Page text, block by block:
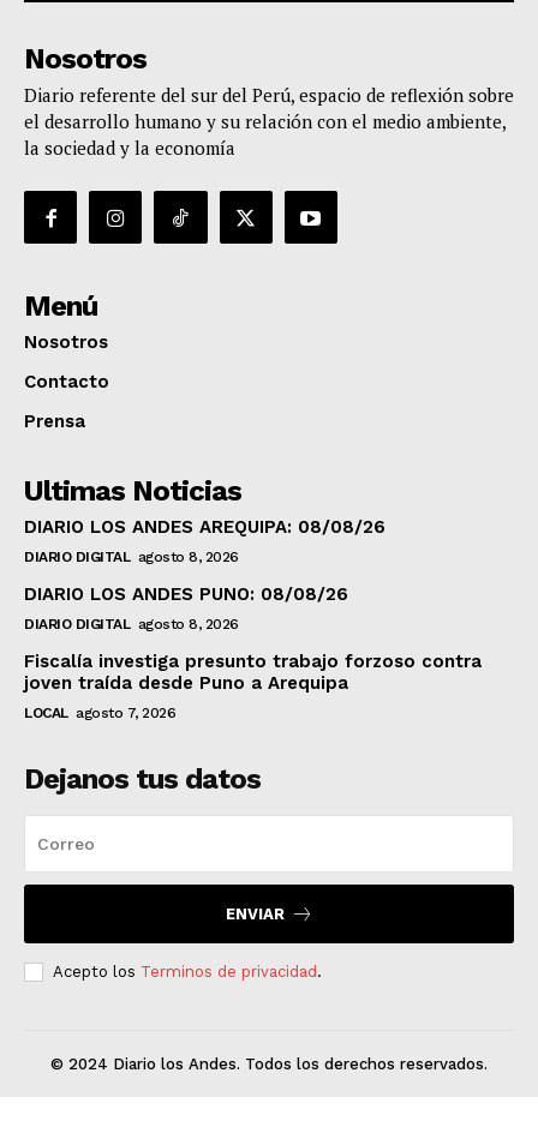
Nosotros
Diario referente del sur del Perú, espacio de reflexión sobre
el desarrollo humano y su relación con el medio ambiente,
la sociedad y la economía
Menú
Nosotros
Contacto
Prensa
Ultimas Noticias
DIARIO LOS ANDES AREQUIPA: 08/08/26
DIARIO DIGITAL agosto 8, 2026
DIARIO LOS ANDES PUNO: 08/08/26
DIARIO DIGITAL agosto 8, 2026
Fiscalía investiga presunto trabajo forzoso contra
joven traída desde Puno a Arequipa
LOCAL agosto 7, 2026
Dejanos tus datos
ENVIAR
Acepto los Terminos de privacidad .
© 2024 Diario los Andes. Todos los derechos reservados.